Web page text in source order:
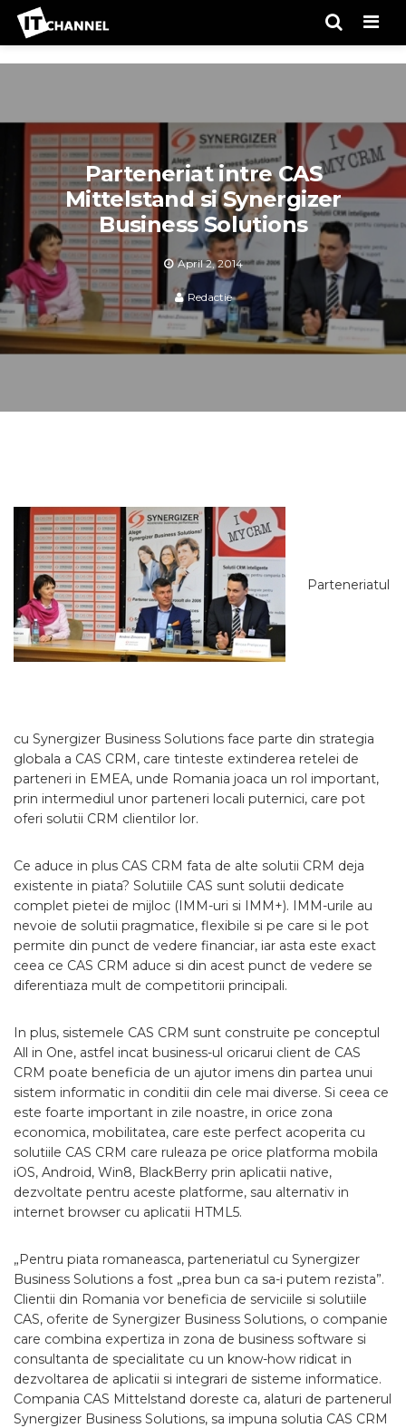
Parteneriat intre CAS
Mittelstand si Synergizer
Business Solutions
April 2, 2014
Redactie
Parteneriatul
cu Synergizer Business Solutions face parte din strategia
globala a CAS CRM, care tinteste extinderea retelei de
parteneri in EMEA, unde Romania joaca un rol important,
prin intermediul unor parteneri locali puternici, care pot
oferi solutii CRM clientilor lor.
Ce aduce in plus CAS CRM fata de alte solutii CRM deja
existente in piata? Solutiile CAS sunt solutii dedicate
complet pietei de mijloc (IMM-uri si IMM+). IMM-urile au
nevoie de solutii pragmatice, flexibile si pe care si le pot
permite din punct de vedere financiar, iar asta este exact
ceea ce CAS CRM aduce si din acest punct de vedere se
diferentiaza mult de competitorii principali.
In plus, sistemele CAS CRM sunt construite pe conceptul
All in One, astfel incat business-ul oricarui client de CAS
CRM poate beneficia de un ajutor imens din partea unui
sistem informatic in conditii din cele mai diverse. Si ceea ce
este foarte important in zile noastre, in orice zona
economica, mobilitatea, care este perfect acoperita cu
solutiile CAS CRM care ruleaza pe orice platforma mobila
iOS, Android, Win8, BlackBerry prin aplicatii native,
dezvoltate pentru aceste platforme, sau alternativ in
internet browser cu aplicatii HTML5.
„Pentru piata romaneasca, parteneriatul cu Synergizer
Business Solutions a fost „prea bun ca sa-i putem rezista”.
Clientii din Romania vor beneficia de serviciile si solutiile
CAS, oferite de Synergizer Business Solutions, o companie
care combina expertiza in zona de business software si
consultanta de specialitate cu un know-how ridicat in
dezvoltarea de aplicatii si integrari de sisteme informatice.
Compania CAS Mittelstand doreste ca, alaturi de partenerul
Synergizer Business Solutions, sa impuna solutia CAS CRM